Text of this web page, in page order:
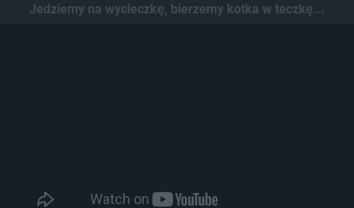
Jedziemy na wycieczkę, bierzemy kotka w teczkę...